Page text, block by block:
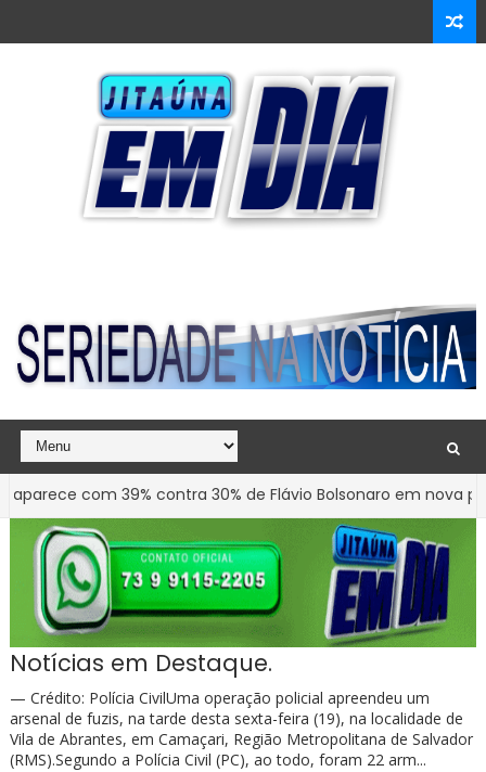
com 39% contra 30% de Flávio Bolsonaro em nova pesquisa
entrega novo Grupo Escolar Arelano Barreira totalmente
Notícias em Destaque.
— Crédito: Polícia CivilUma operação policial apreendeu um
arsenal de fuzis, na tarde desta sexta-feira (19), na localidade de
Vila de Abrantes, em Camaçari, Região Metropolitana de Salvador
(RMS).Segundo a Polícia Civil (PC), ao todo, foram 22 arm...